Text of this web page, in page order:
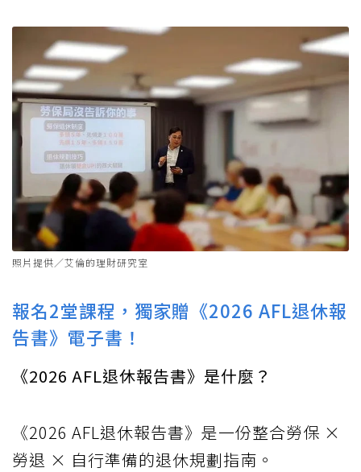
照片提供／艾倫的理財研究室
報名2堂課程，獨家贈《2026 AFL退休報
告書》電子書！
《2026 AFL退休報告書》是什麼？
《2026 AFL退休報告書》是一份整合勞保 ×
勞退 × 自行準備的退休規劃指南。